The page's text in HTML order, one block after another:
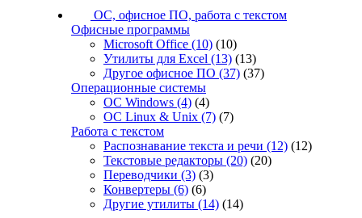
ОС, офисное ПО, работа с текстом
Офисные программы
Microsoft Office (10) (10)
Утилиты для Excel (13) (13)
Другое офисное ПО (37) (37)
Операционные системы
ОС Windows (4) (4)
ОС Linux & Unix (7) (7)
Работа с текстом
Распознавание текста и речи (12) (12)
Текстовые редакторы (20) (20)
Переводчики (3) (3)
Конвертеры (6) (6)
Другие утилиты (14) (14)